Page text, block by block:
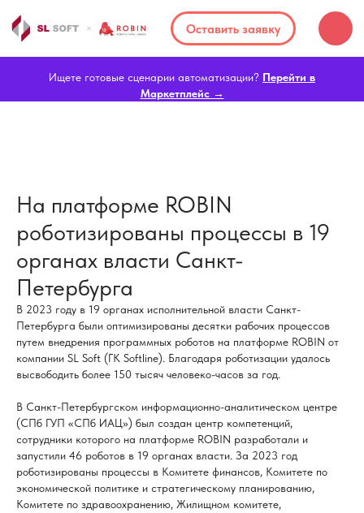
Оставить заявку
Ищете готовые сценарии автоматизации? Перейти в
Маркетплейс →
На платформе ROBIN
роботизированы процессы в 19
органах власти Санкт-
Петербурга
В 2023 году в 19 органах исполнительной власти Санкт-
Петербурга были оптимизированы десятки рабочих процессов
путем внедрения программных роботов на платформе ROBIN от
компании SL Soft (ГК Softline). Благодаря роботизации удалось
высвободить более 150 тысяч человеко-часов за год.
В Санкт-Петербургском информационно-аналитическом центре
(СПб ГУП «СПб ИАЦ») был создан центр компетенций,
сотрудники которого на платформе ROBIN разработали и
запустили 46 роботов в 19 органах власти. За 2023 год
роботизированы процессы в Комитете финансов, Комитете по
экономической политике и стратегическому планированию,
Комитете по здравоохранению, Жилищном комитете,